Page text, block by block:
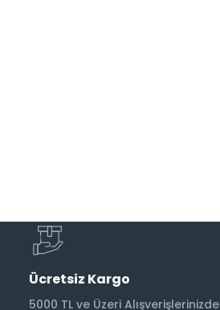
Ücretsiz Kargo
5000 TL ve Üzeri Alışverişlerinizde